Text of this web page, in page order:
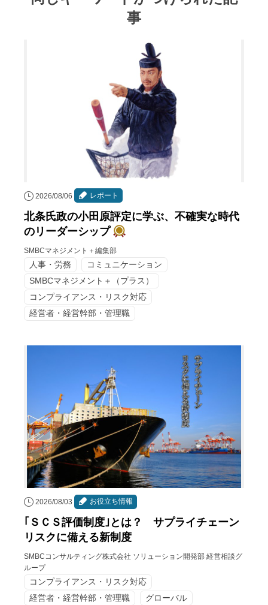
事
2026/08/06 レポート
北条氏政の小田原評定に学ぶ、不確実な時代
のリーダーシップ
SMBCマネジメント＋編集部
人事・労務
コミュニケーション
SMBCマネジメント＋（プラス）
コンプライアンス・リスク対応
経営者・経営幹部・管理職
2026/08/03 お役立ち情報
｢ＳＣＳ評価制度｣とは？ サプライチェーン
リスクに備える新制度
SMBCコンサルティング株式会社 ソリューション開発部 経営相談グ
ループ
コンプライアンス・リスク対応
経営者・経営幹部・管理職
グローバル